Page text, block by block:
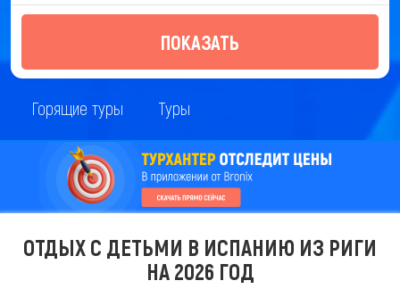
ПОКАЗАТЬ
Горящие туры Туры
ОТДЫХ С ДЕТЬМИ В ИСПАНИЮ ИЗ РИГИ
НА 2026 ГОД